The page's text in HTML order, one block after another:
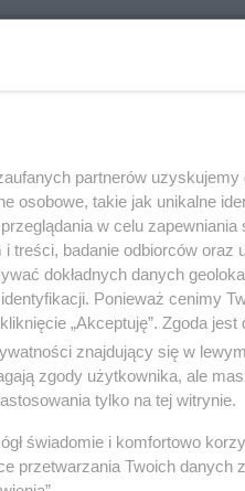
partnerów
osobowe, takie jak unikalne
w celu zapewniania
badanie odbiorców oraz
dokładnych danych
Ponieważ cenimy
„Akceptuję”. Zgoda
znajdujący się w
zgody użytkownika, ale
tylko na tej witrynie.
świadomie i komfortowo
przetwarzania Twoich danych